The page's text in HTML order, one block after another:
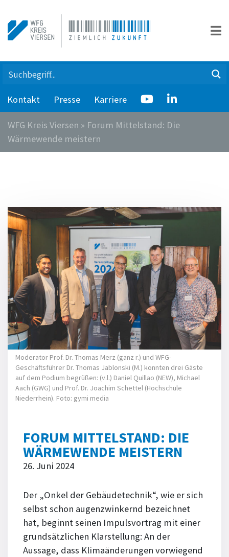
Kontakt Presse Karriere
WFG Kreis Viersen » Forum Mittelstand: Die
Wärmewende meistern
Moderator Prof. Dr. Thomas Merz (ganz r.) und WFG-
Geschäftsführer Dr. Thomas Jablonski (M.) konnten drei Gäste
auf dem Podium begrüßen: (v.l.) Daniel Quillao (NEW), Michael
Aach (GWG) und Prof. Dr. Joachim Schettel (Hochschule
Niederrhein). Foto: gymi media
FORUM MITTELSTAND: DIE
WÄRMEWENDE MEISTERN
26. Juni 2024
Der „Onkel der Gebäudetechnik“, wie er sich
selbst schon augenzwinkernd bezeichnet
hat, beginnt seinen Impulsvortrag mit einer
grundsätzlichen Klarstellung: An der
Aussage, dass Klimaänderungen vorwiegend